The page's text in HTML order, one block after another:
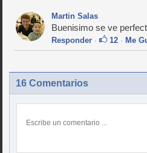
Martin Salas
Buenisimo se ve
Responder · 12 · Me
16 Comentarios